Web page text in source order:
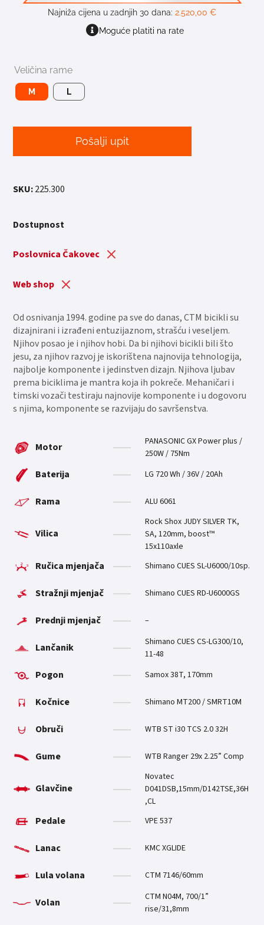
Najniža cijena u zadnjih 30 dana: 2.520,00 €
Moguće platiti na rate
Veličina rame
M L
Pošalji upit
SKU:225.300
Dostupnost
Poslovnica Čakovec
Web shop
Od osnivanja 1994. godine pa sve do danas, CTM bicikli su
dizajnirani i izrađeni entuzijaznom, strašću i veseljem.
Njihov posao je i njihov hobi. Da bi njihovi bicikli bili što
jesu, za njihov razvoj je iskorištena najnovija tehnologija,
najbolje komponente i jedinstven dizajn. Njihova ljubav
prema biciklima je mantra koja ih pokreče. Mehaničari i
timski vozači testiraju najnovije komponente i u dogovoru
s njima, komponente se razvijaju do savršenstva.
Motor
PANASONIC GX Power plus /
250W / 75Nm
Baterija LG 720 Wh / 36V / 20Ah
Rama ALU 6061
Vilica
Rock Shox JUDY SILVER TK,
SA, 120mm, boost™
15x110axle
Ručica mjenjača Shimano CUES SL-U6000/10sp.
Stražnji mjenjač Shimano CUES RD-U6000GS
Prednji mjenjač –
Lančanik
Shimano CUES CS-LG300/10,
11-48
Pogon Samox 38T, 170mm
Kočnice Shimano MT200 / SMRT10M
Obruči WTB ST i30 TCS 2.0 32H
Gume WTB Ranger 29x 2.25” Comp
Glavčine
Novatec
D041DSB,15mm/D142TSE,36H
,CL
Pedale VPE 537
Lanac KMC XGLIDE
Lula volana CTM 7146/60mm
Volan
CTM N04M, 700/1”
rise/31,8mm